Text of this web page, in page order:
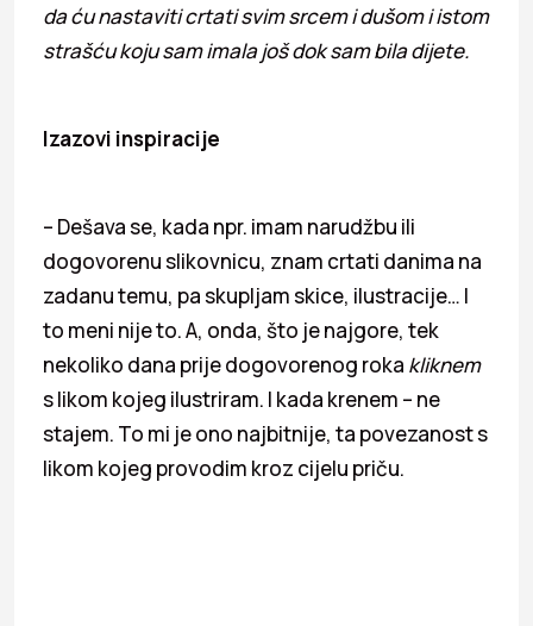
da ću nastaviti crtati svim srcem i dušom i istom
strašću koju sam imala još dok sam bila dijete.
Izazovi inspiracije
– Dešava se, kada npr. imam narudžbu ili
dogovorenu slikovnicu, znam crtati danima na
zadanu temu, pa skupljam skice, ilustracije… I
to meni nije to. A, onda, što je najgore, tek
nekoliko dana prije dogovorenog roka kliknem
s likom kojeg ilustriram. I kada krenem – ne
stajem. To mi je ono najbitnije, ta povezanost s
likom kojeg provodim kroz cijelu priču.